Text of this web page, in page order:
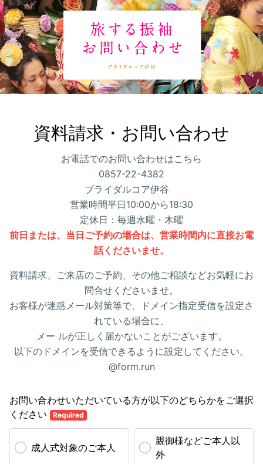
資料請求・お問い合わせ
お電話でのお問い合わせはこちら
0857-22-4382
ブライダルコア伊谷
営業時間平日10:00から18:30
定休日：毎週水曜・木曜
前日または、当日ご予約の場合は、営業時間内に直接お電
話くださいませ。
資料請求、ご来店のご予約、その他ご相談などお気軽にお
問合せくださいませ。
お客様が迷惑メール対策等で、ドメイン指定受信を設定さ
れている場合に、
メー ルが正しく届かないことがございます。
以下のドメインを受信できるように設定してください。
@form.run
お問い合わせいただいている方が以下のどちらかをご選択
ください
Required
成人式対象のご本人
親御様などご本人以
外